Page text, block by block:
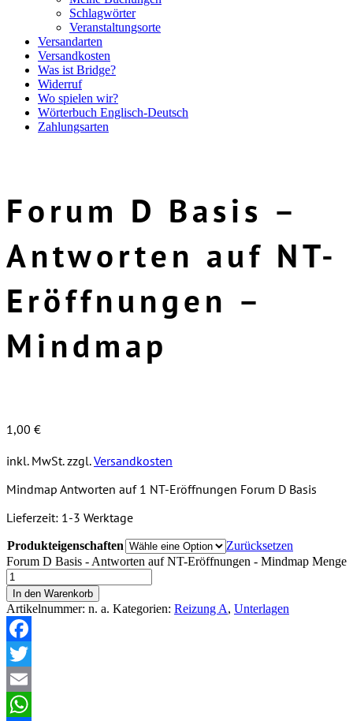
Schlagwörter
Veranstaltungsorte
Versandarten
Versandkosten
Was ist Bridge?
Widerruf
Wo spielen wir?
Wörterbuch Englisch-Deutsch
Zahlungsarten
Forum D Basis –
Antworten auf NT-
Eröffnungen –
Mindmap
1,00 €
inkl. MwSt. zzgl.Versandkosten
Mindmap Antworten auf 1 NT-Eröffnungen Forum D Basis
Lieferzeit: 1-3 Werktage
Produkteigenschaften
Zurücksetzen
Forum D Basis - Antworten auf NT-Eröffnungen - Mindmap Menge
In den Warenkorb
Artikelnummer: n. a. Kategorien: Reizung A, Unterlagen
Facebook
Twitter
Email